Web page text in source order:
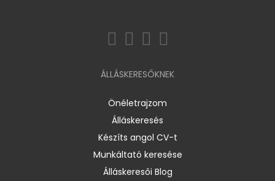
ÁLLÁSKERESŐKNEK
Önéletrajzom
Álláskeresés
Készíts angol CV-t
Munkáltató keresése
Álláskeresői Blog